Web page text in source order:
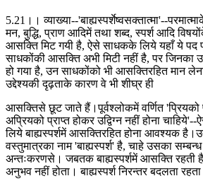
5.21।। व्याख्या--'बाह्यस्पर्शेष्वसक्तात्मा'--
मन, बुद्धि, प्राण आदिमें तथा शब्द, स्पर्श आदि
आसक्ति मिट गयी है, ऐसे साधकके लिये यहाँ ये पद
साधकोंकी आसक्ति अभी मिटी नहीं है, पर जिनका
हो गया है, उन साधकोंको भी आसक्तिरहित मान
उद्देश्यकी दृढ़ताके कारण वे भी शीघ्र ही
आसक्तिसे छूट जाते हैं।पूर्वश्लोकमें वर्णित 'प्रियको
अप्रियको प्राप्त होकर उद्विग्न नहीं होना
लिये बाह्यस्पर्शमें आसक्तिरहित होना आवश्यक
वस्तुमात्रका नाम 'बाह्यस्पर्श' है, चाहे उसका सम्बन्ध
अन्तःकरणसे। जबतक बाह्यस्पर्शमें आसक्ति
अनुभव नहीं होता। बाह्यस्पर्श निरन्तर बदलता